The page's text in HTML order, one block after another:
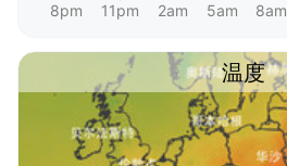
8pm 11pm 2am 5am 8am
温度